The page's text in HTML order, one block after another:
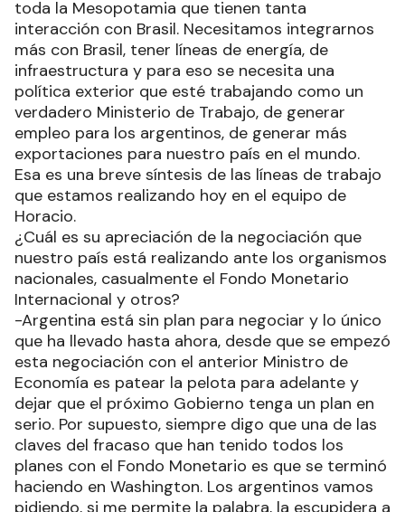
toda la Mesopotamia que tienen tanta
interacción con Brasil. Necesitamos integrarnos
más con Brasil, tener líneas de energía, de
infraestructura y para eso se necesita una
política exterior que esté trabajando como un
verdadero Ministerio de Trabajo, de generar
empleo para los argentinos, de generar más
exportaciones para nuestro país en el mundo.
Esa es una breve síntesis de las líneas de trabajo
que estamos realizando hoy en el equipo de
Horacio.
¿Cuál es su apreciación de la negociación que
nuestro país está realizando ante los organismos
nacionales, casualmente el Fondo Monetario
Internacional y otros?
-Argentina está sin plan para negociar y lo único
que ha llevado hasta ahora, desde que se empezó
esta negociación con el anterior Ministro de
Economía es patear la pelota para adelante y
dejar que el próximo Gobierno tenga un plan en
serio. Por supuesto, siempre digo que una de las
claves del fracaso que han tenido todos los
planes con el Fondo Monetario es que se terminó
haciendo en Washington. Los argentinos vamos
pidiendo, si me permite la palabra, la escupidera a